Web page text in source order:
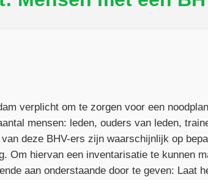
verplicht om te zorgen voor een
mensen: leden, ouders van leden,
deze BHV-ers zijn waarschijnlijk op
Om hiervan een inventarisatie te kunnen
aan onderstaande door te geven: Laat